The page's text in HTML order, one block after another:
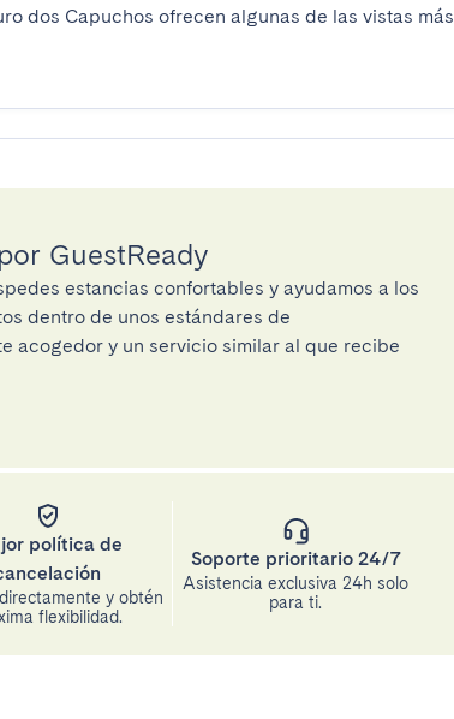
dos Capuchos ofrecen algunas de las vistas más
GuestReady
estancias confortables y ayudamos a los
dentro de unos estándares de
acogedor y un servicio similar al que recibe
política de
y obtén
flexibilidad.
Soporte prioritario 24/7
Asistencia exclusiva 24h solo
para ti.